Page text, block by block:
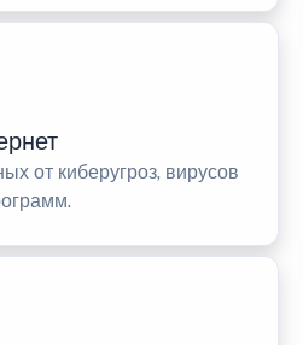
от киберугроз, вирусов